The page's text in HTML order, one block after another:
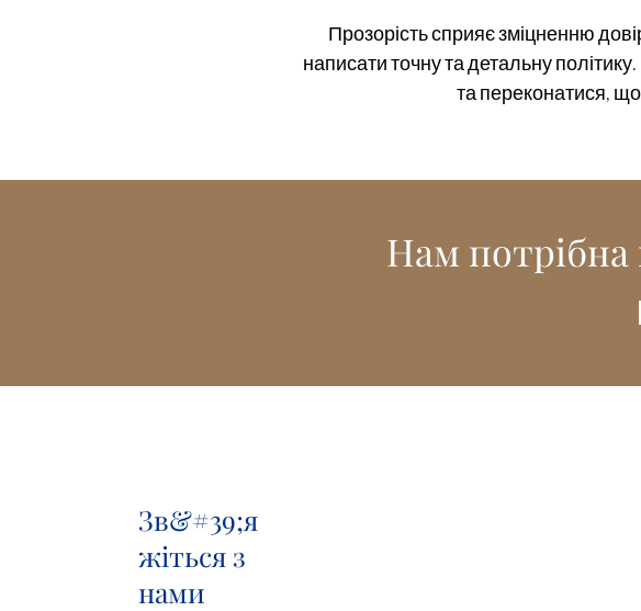
Прозорість сприяє зміцненню
написати точну та детальну
та переконатися,
Нам потрібна
Зв&#39;я
жіться з
нами